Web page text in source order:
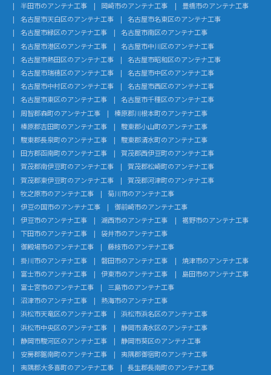
半田市のアンテナ工事
岡崎市のアンテナ工事
豊橋市のアンテナ工事
名古屋市天白区のアンテナ工事
名古屋市名東区のアンテナ工事
名古屋市緑区のアンテナ工事
名古屋市南区のアンテナ工事
名古屋市港区のアンテナ工事
名古屋市中川区のアンテナ工事
名古屋市熱田区のアンテナ工事
名古屋市昭和区のアンテナ工事
名古屋市瑞穂区のアンテナ工事
名古屋市中区のアンテナ工事
名古屋市中村区のアンテナ工事
名古屋市西区のアンテナ工事
名古屋市東区のアンテナ工事
名古屋市千種区のアンテナ工事
周智郡森町のアンテナ工事
榛原郡川根本町のアンテナ工事
榛原郡吉田町のアンテナ工事
駿東郡小山町のアンテナ工事
駿東郡長泉町のアンテナ工事
駿東郡清水町のアンテナ工事
田方郡函南町のアンテナ工事
賀茂郡西伊豆町のアンテナ工事
賀茂郡南伊豆町のアンテナ工事
賀茂郡松崎町のアンテナ工事
賀茂郡東伊豆町のアンテナ工事
賀茂郡河津町のアンテナ工事
牧之原市のアンテナ工事
菊川市のアンテナ工事
伊豆の国市のアンテナ工事
御前崎市のアンテナ工事
伊豆市のアンテナ工事
湖西市のアンテナ工事
裾野市のアンテナ工事
下田市のアンテナ工事
袋井市のアンテナ工事
御殿場市のアンテナ工事
藤枝市のアンテナ工事
掛川市のアンテナ工事
磐田市のアンテナ工事
焼津市のアンテナ工事
富士市のアンテナ工事
伊東市のアンテナ工事
島田市のアンテナ工事
富士宮市のアンテナ工事
三島市のアンテナ工事
沼津市のアンテナ工事
熱海市のアンテナ工事
浜松市天竜区のアンテナ工事
浜松市浜名区のアンテナ工事
浜松市中央区のアンテナ工事
静岡市清水区のアンテナ工事
静岡市駿河区のアンテナ工事
静岡市葵区のアンテナ工事
安房郡鋸南町のアンテナ工事
夷隅郡御宿町のアンテナ工事
夷隅郡大多喜町のアンテナ工事
長生郡長南町のアンテナ工事